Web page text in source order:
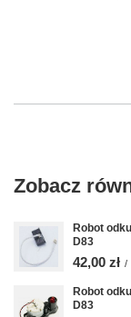
Zobacz
Robot
D83
42,00 zł /
Robot
D83